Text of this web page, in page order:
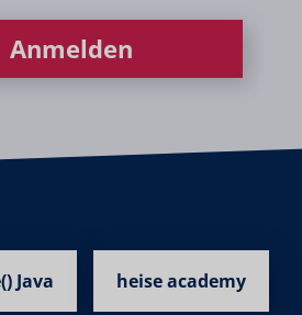
Anmelden
Java heise academy